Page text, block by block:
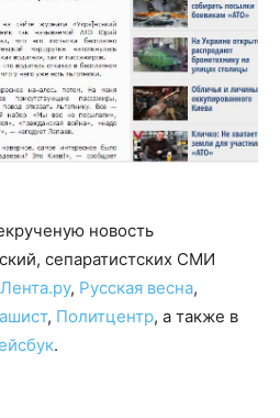
новость
сепаратистских СМИ
Лента.ру, Русская весна,
, Политцентр, а также в
.